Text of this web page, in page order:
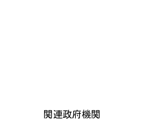
関連政府機関